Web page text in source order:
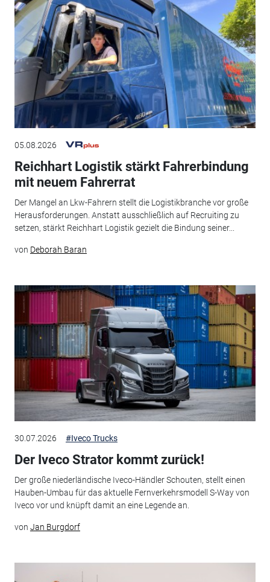
05.08.2026
Reichhart Logistik stärkt Fahrerbindung
mit neuem Fahrerrat
Der Mangel an Lkw-Fahrern stellt die Logistikbranche vor große
Herausforderungen. Anstatt ausschließlich auf Recruiting zu
setzen, stärkt Reichhart Logistik gezielt die Bindung seiner...
von Deborah Baran
30.07.2026 #Iveco Trucks
Der Iveco Strator kommt zurück!
Der große niederländische Iveco-Händler Schouten, stellt einen
Hauben-Umbau für das aktuelle Fernverkehrsmodell S-Way von
Iveco vor und knüpft damit an eine Legende an.
von Jan Burgdorf